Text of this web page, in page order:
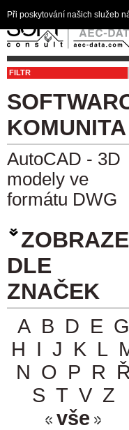
FILTR
KOMUNITA
AutoCAD - 3D
modely ve
formátu DWG
DLE
ZNAČEK
A B D E G
H I J K L
N O P R Ř
S T V Z
vše
Při poskytování našich služeb